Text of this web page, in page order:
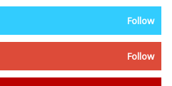
Follow
Follow